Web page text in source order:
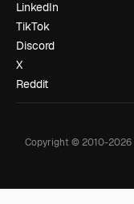
LinkedIn
TikTok
Discord
X
Reddit
Copyright © 2010-2026